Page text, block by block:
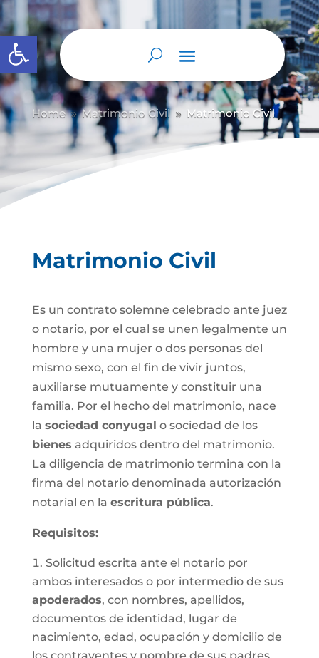
Abrir barra de herramientas
Home 9 Matrimonio Civil 9 Matrimonio Civil
Matrimonio Civil
Es un contrato solemne celebrado ante juez
o notario, por el cual se unen legalmente un
hombre y una mujer o dos personas del
mismo sexo, con el fin de vivir juntos,
auxiliarse mutuamente y constituir una
familia. Por el hecho del matrimonio, nace
la sociedad conyugal o sociedad de los
bienes adquiridos dentro del matrimonio.
La diligencia de matrimonio termina con la
firma del notario denominada autorización
notarial en la escritura pública.
Requisitos:
Solicitud escrita ante el notario por
ambos interesados o por intermedio de sus
apoderados, con nombres, apellidos,
documentos de identidad, lugar de
nacimiento, edad, ocupación y domicilio de